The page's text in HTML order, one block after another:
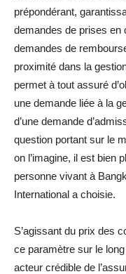
prépondérant,
demandes de prises en
demandes de
proximité dans la
permet à tout assuré
une demande liée à la
d’une demande
question portant sur le
on l’imagine, il est bien
personne vivant à
International a choisie.
S’agissant du prix des
ce paramètre sur le long
acteur crédible de